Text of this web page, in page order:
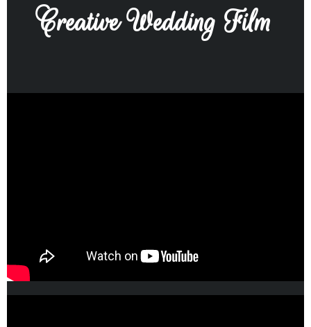
Creative Wedding Film